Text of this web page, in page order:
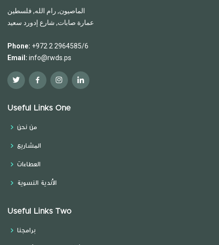
الماصيون, رام الله, فلسطين
عمارة صابات, شارع إدورد سعيد
Phone: +972 2 2964585/6
Email: info@rwds.ps
Useful Links One
من نحن
المشاريع
العطاءات
الأندية النسوية
Useful Links Two
برامجنا